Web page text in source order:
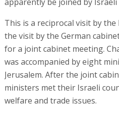
This is a reciprocal visit by
the visit by the German
for a joint cabinet meeting.
was accompanied by eight
Jerusalem. After the joint
ministers met their Israeli
welfare and trade issues.